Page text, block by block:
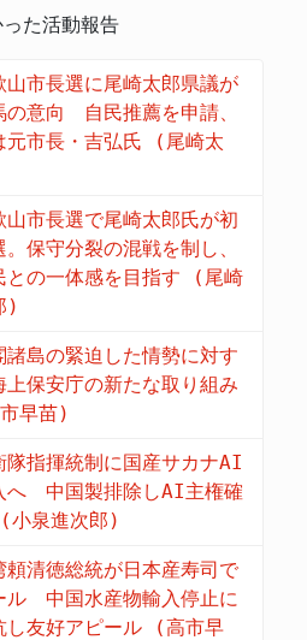
た活動報告
山市長選に尾崎太郎県議が
の意向 自民推薦を申請、
元市長・吉弘氏 (尾崎太
山市長選で尾崎太郎氏が初
。保守分裂の混戦を制し、
との一体感を目指す (尾崎
)
諸島の緊迫した情勢に対す
上保安庁の新たな取り組み
早苗)
隊指揮統制に国産サカナAI
へ 中国製排除しAI主権確
泉進次郎)
頼清徳総統が日本産寿司で
ル 中国水産物輸入停止に
し友好アピール (高市早